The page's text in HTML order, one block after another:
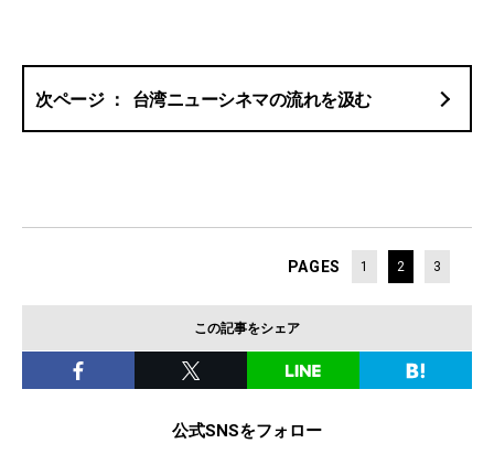
台湾ニューシネマの流れを汲む
PAGES 1 2 3
この記事をシェア
公式SNSをフォロー